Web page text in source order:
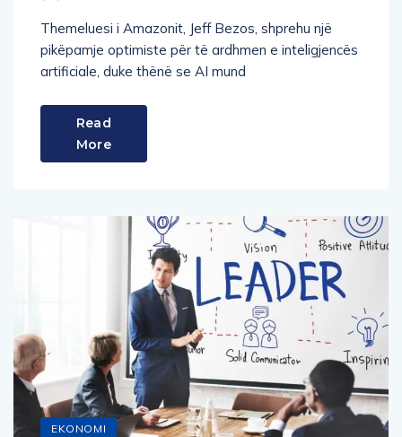
Themeluesi i Amazonit, Jeff Bezos, shprehu një
pikëpamje optimiste për të ardhmen e inteligjencës
artificiale, duke thënë se AI mund
Read
More
EKONOMI